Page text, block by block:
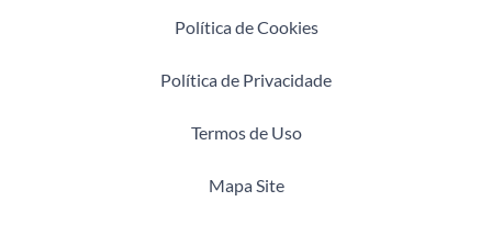
Política de Cookies
Política de Privacidade
Termos de Uso
Mapa Site